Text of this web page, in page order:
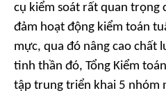
cụ kiểm soát rất quan trọng
đảm hoạt động kiểm toán
mực, qua đó nâng cao chất
tinh thần đó, Tổng Kiểm
tập trung triển khai 5 nhóm